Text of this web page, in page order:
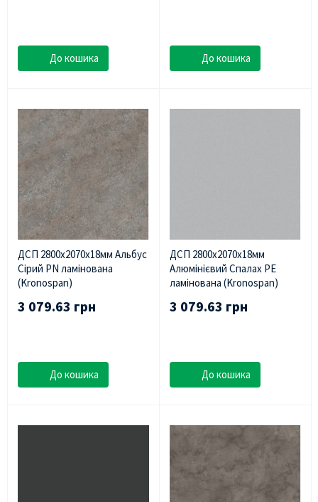
До кошика До кошика
ДСП 2800х2070х18мм Альбус
Сірий PN ламінована
(Kronospan)
3 079.63 грн
До кошика
ДСП 2800х2070х18мм
Алюмінієвий Спалах PE
ламінована (Kronospan)
3 079.63 грн
До кошика